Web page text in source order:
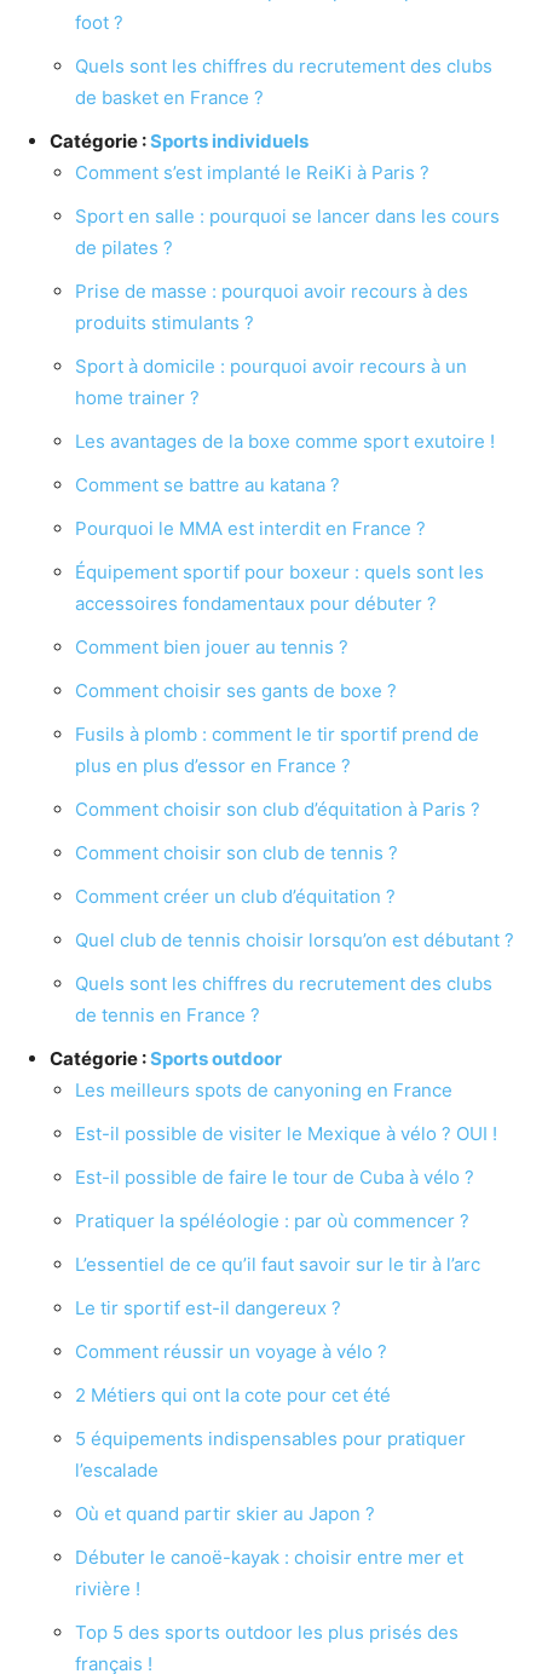
foot ?
Quels sont les chiffres du recrutement des clubs
de basket en France ?
Catégorie :Sports individuels
Comment s’est implanté le ReiKi à Paris ?
Sport en salle : pourquoi se lancer dans les cours
de pilates ?
Prise de masse : pourquoi avoir recours à des
produits stimulants ?
Sport à domicile : pourquoi avoir recours à un
home trainer ?
Les avantages de la boxe comme sport exutoire !
Comment se battre au katana ?
Pourquoi le MMA est interdit en France ?
Équipement sportif pour boxeur : quels sont les
accessoires fondamentaux pour débuter ?
Comment bien jouer au tennis ?
Comment choisir ses gants de boxe ?
Fusils à plomb : comment le tir sportif prend de
plus en plus d’essor en France ?
Comment choisir son club d’équitation à Paris ?
Comment choisir son club de tennis ?
Comment créer un club d’équitation ?
Quel club de tennis choisir lorsqu’on est débutant ?
Quels sont les chiffres du recrutement des clubs
de tennis en France ?
Catégorie :Sports outdoor
Les meilleurs spots de canyoning en France
Est-il possible de visiter le Mexique à vélo ? OUI !
Est-il possible de faire le tour de Cuba à vélo ?
Pratiquer la spéléologie : par où commencer ?
L’essentiel de ce qu’il faut savoir sur le tir à l’arc
Le tir sportif est-il dangereux ?
Comment réussir un voyage à vélo ?
2 Métiers qui ont la cote pour cet été
5 équipements indispensables pour pratiquer
l’escalade
Où et quand partir skier au Japon ?
Débuter le canoë-kayak : choisir entre mer et
rivière !
Top 5 des sports outdoor les plus prisés des
français !